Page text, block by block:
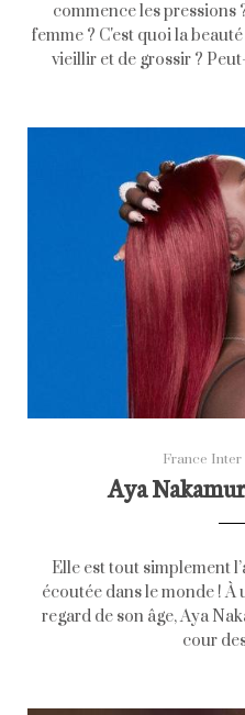
commence les pressions
femme ? C'est quoi la
vieillir et de grossir ?
France Inter
Aya
Elle est tout simplement
écoutée dans le monde !
regard de son âge, Aya
cour